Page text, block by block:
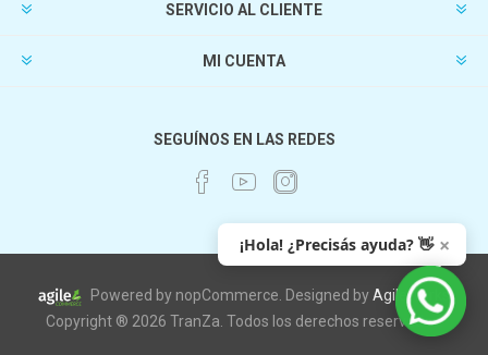
SERVICIO AL CLIENTE
MI CUENTA
SEGUÍNOS EN LAS REDES
Powered by nopCommerce. Designed byAgileWorks
Copyright ® 2026 TranZa. Todos los derechos reservados.
¡Hola! ¿Precisás ayuda? 👋 ×